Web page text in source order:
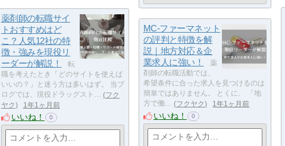
薬剤師の転職サイ
トおすすめはど
こ？人気12社の特
徴・強みを現役リ
ーダーが解説！
転
職を考えたとき「どのサイトを使えば
いいの？」と迷う方は多いはず。 当ブ
ログでは、現役ドラッグスト…
フク
ヤク
1年1ヶ月前
いいね！ 0
MC-ファーマネット
の評判と特徴を解
説｜地方対応＆企
業求人に強い！
薬
剤師の転職活動では、
希望条件に合った求人を見つけるのは
簡単ではありません。 とくに、 「地
方で働…
フクヤク 1年1ヶ月前
いいね！ 0